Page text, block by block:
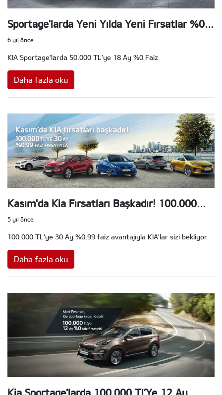
Sportage'larda Yeni Yılda Yeni Fırsatlar %0
Faiz!
6 yıl önce
KIA Sportage'larda 50.000 TL'ye 18 Ay %0 Faiz
Daha fazla oku
Kasım'da Kia Fırsatları Başkadır! 100.000
Tl'ye 30 Ay %0,99 Faiz Avantajıyla!
5 yıl önce
100.000 TL'ye 30 Ay %0,99 faiz avantajıyla KIA'lar sizi bekliyor.
Daha fazla oku
Kia Sportage'larda 100.000 Tl’Ye 12 Ay